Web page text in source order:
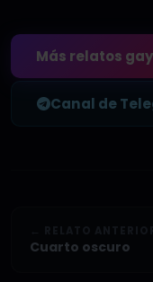
Más relatos gay
Canal de
Cuarto oscuro